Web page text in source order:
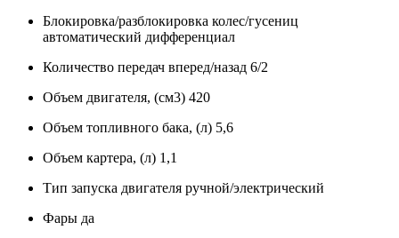
Блокировка/разблокировка колес/гусениц
автоматический дифференциал
Количество передач вперед/назад 6/2
Объем двигателя, (см3) 420
Объем топливного бака, (л) 5,6
Объем картера, (л) 1,1
Тип запуска двигателя ручной/электрический
Фары да